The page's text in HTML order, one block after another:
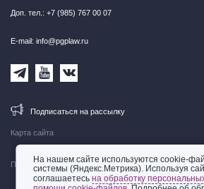
Карта сайта
Правовая информация
Доп. тел.: +7 (985) 767 00 07
E-mail: info@pgplaw.ru
Подписаться на рассылку
На нашем сайте используются cookie-
системы (Яндекс.Метрика). Используя
соглашаетесьна обработку